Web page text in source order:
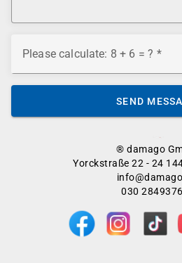
® damago
Yorckstraße 22 - 24
030
Please calculate: 8 + 6 = ?
SEND